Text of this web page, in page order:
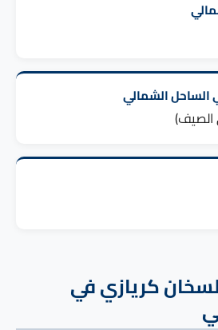
الساحل الشمالي
كريازي في